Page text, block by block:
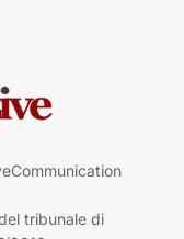
tribunale di